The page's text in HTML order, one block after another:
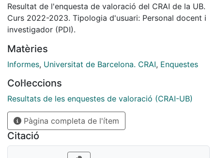
Resultat de l'enquesta de valoració del CRAI de la UB.
Curs 2022-2023. Tipologia d'usuari: Personal docent i
investigador (PDI).
Matèries
Informes, Universitat de Barcelona. CRAI, Enquestes
Col·leccions
Resultats de les enquestes de valoració (CRAI-UB)
Pàgina completa de l'ítem
Citació